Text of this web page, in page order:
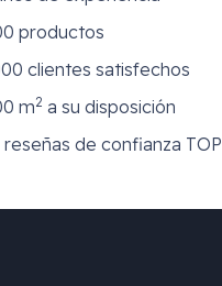
productos
clientes satisfechos
m2 a su disposición
reseñas de confianza TOP